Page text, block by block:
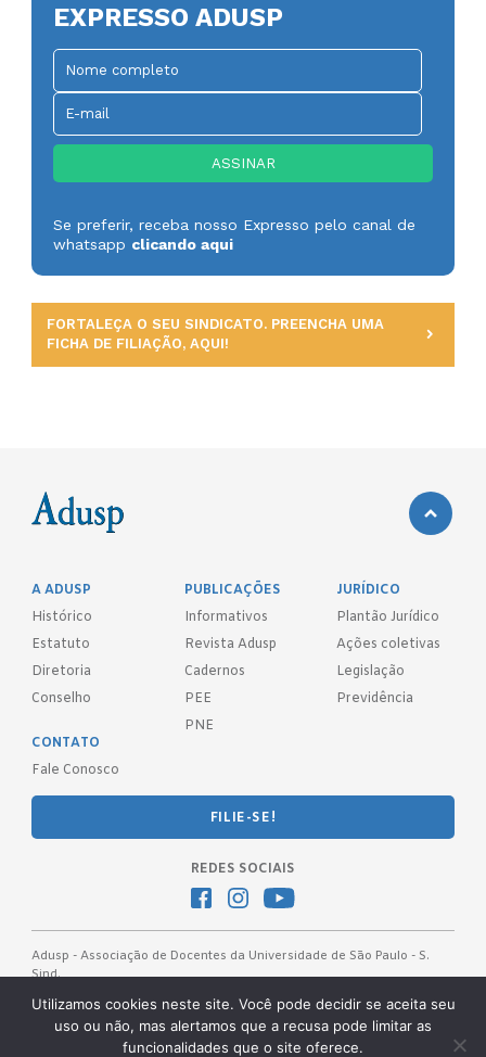
EXPRESSO ADUSP
Se preferir, receba nosso Expresso pelo canal de
whatsapp clicando aqui
FORTALEÇA O SEU SINDICATO. PREENCHA UMA
FICHA DE FILIAÇÃO, AQUI!
A ADUSP
Histórico
Estatuto
Diretoria
Conselho
PUBLICAÇÕES
Informativos
Revista Adusp
Cadernos
PEE
PNE
JURÍDICO
Plantão Jurídico
Ações coletivas
Legislação
Previdência
CONTATO
Fale Conosco
FILIE-SE!
REDES SOCIAIS
Adusp - Associação de Docentes da Universidade de São Paulo - S.
Sind.
Av. Prof. Almeida Prado, 1366 - São Paulo, SP - CEP 05508-070
Telefones: (11) 3091-4465 / 66 ● (11) 3813-5573 ● (11) 3815-9245 ●
(11) 3814-1715 ● (11) 3032-5950
Utilizamos cookies neste site. Você pode decidir se aceita seu
uso ou não, mas alertamos que a recusa pode limitar as
funcionalidades que o site oferece.